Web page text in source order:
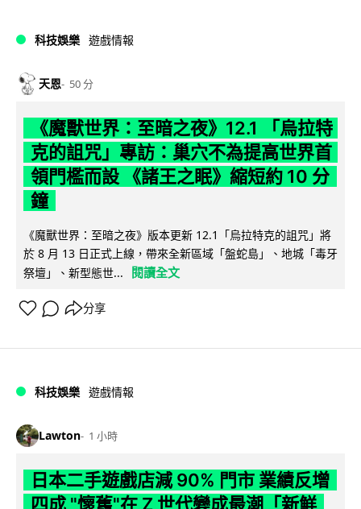
科技娛樂 遊戲情報
天恩 50 分
《魔獸世界：至暗之夜》12.1 「烏拉特
克的詛咒」專訪：巢穴不為提高世界首
領門檻而設 《諸王之眠》縮短約 10 分
鐘
《魔獸世界：至暗之夜》版本更新 12.1「烏拉特克的詛咒」將
於 8 月 13 日正式上線，帶來全新區域「盤蛇島」、地城「毒牙
祭壇」、新型態世...
閱讀全文
分享
科技娛樂 遊戲情報
Lawton 1 小時
日本二手遊戲店減 90% 門市 業績反增
四成 "懷舊"在 Z 世代變成最潮「新鮮